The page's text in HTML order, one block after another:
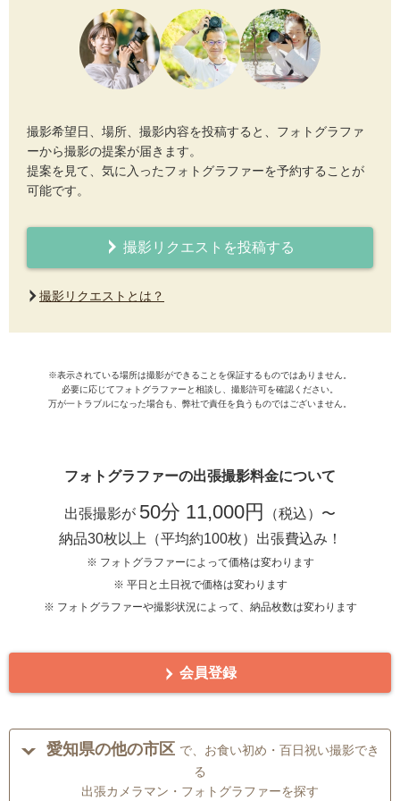
撮影希望日、場所、撮影内容を投稿すると、フォトグラファ
ーから撮影の提案が届きます。
提案を見て、気に入ったフォトグラファーを予約することが
可能です。
撮影リクエストを投稿する
撮影リクエストとは？
※表示されている場所は撮影ができることを保証するものではありません。
必要に応じてフォトグラファーと相談し、撮影許可を確認ください。
万が一トラブルになった場合も、弊社で責任を負うものではございません。
フォトグラファーの出張撮影料金について
出張撮影が 50分 11,000円
（税込）〜
納品30枚以上（平均約100枚）出張費込み！
※ フォトグラファーによって価格は変わります
※ 平日と土日祝で価格は変わります
※ フォトグラファーや撮影状況によって、納品枚数は変わります
会員登録
愛知県の他の市区 で、お食い初め・百日祝い撮影でき
る
出張カメラマン・フォトグラファーを探す